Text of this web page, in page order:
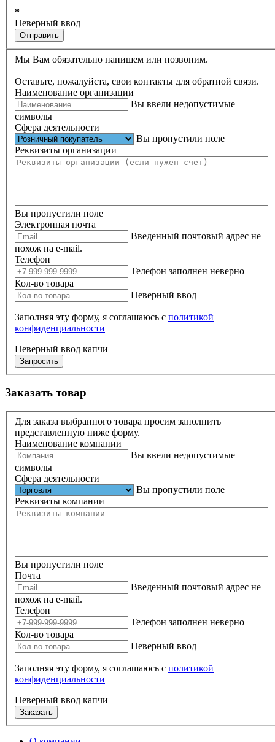
*
Неверный ввод
Отправить
Мы Вам обязательно напишем или позвоним.
Оставьте, пожалуйста, свои контакты для обратной связи.
Наименование организации
Вы ввели недопустимые
символы
Сфера деятельности
Вы пропустили поле
Реквизиты организации
Вы пропустили поле
Электронная почта
Введенный почтовый адрес не
похож на e-mail.
Телефон
Телефон заполнен неверно
Кол-во товара
Неверный ввод
Заполняя эту форму, я соглашаюсь с политикой
конфиденциальности
Неверный ввод капчи
Запросить
Заказать товар
Для заказа выбранного товара просим заполнить
представленную ниже форму.
Наименование компании
Вы ввели недопустимые
символы
Сфера деятельности
Вы пропустили поле
Реквизиты компании
Вы пропустили поле
Почта
Введенный почтовый адрес не
похож на e-mail.
Телефон
Телефон заполнен неверно
Кол-во товара
Неверный ввод
Заполняя эту форму, я соглашаюсь с политикой
конфиденциальности
Неверный ввод капчи
Заказать